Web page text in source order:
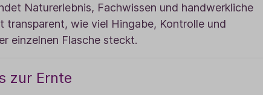
Naturerlebnis, Fachwissen und handwerkliche
transparent, wie viel Hingabe, Kontrolle und
einzelnen Flasche steckt.
zur Ernte